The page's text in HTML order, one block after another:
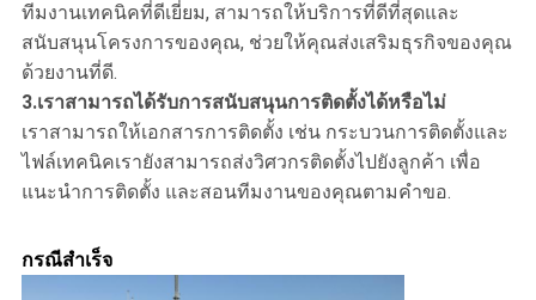
ทีมงานเทคนิคที่ดีเยี่ยม, สามารถให้บริการที่ดีที่สุดและ
สนับสนุนโครงการของคุณ, ช่วยให้คุณส่งเสริมธุรกิจของคุณ
ด้วยงานที่ดี.
3.เราสามารถได้รับการสนับสนุนการติดตั้งได้หรือไม่
เราสามารถให้เอกสารการติดตั้ง เช่น กระบวนการติดตั้งและ
ไฟล์เทคนิคเรายังสามารถส่งวิศวกรติดตั้งไปยังลูกค้า เพื่อ
แนะนําการติดตั้ง และสอนทีมงานของคุณตามคําขอ.
กรณีสําเร็จ